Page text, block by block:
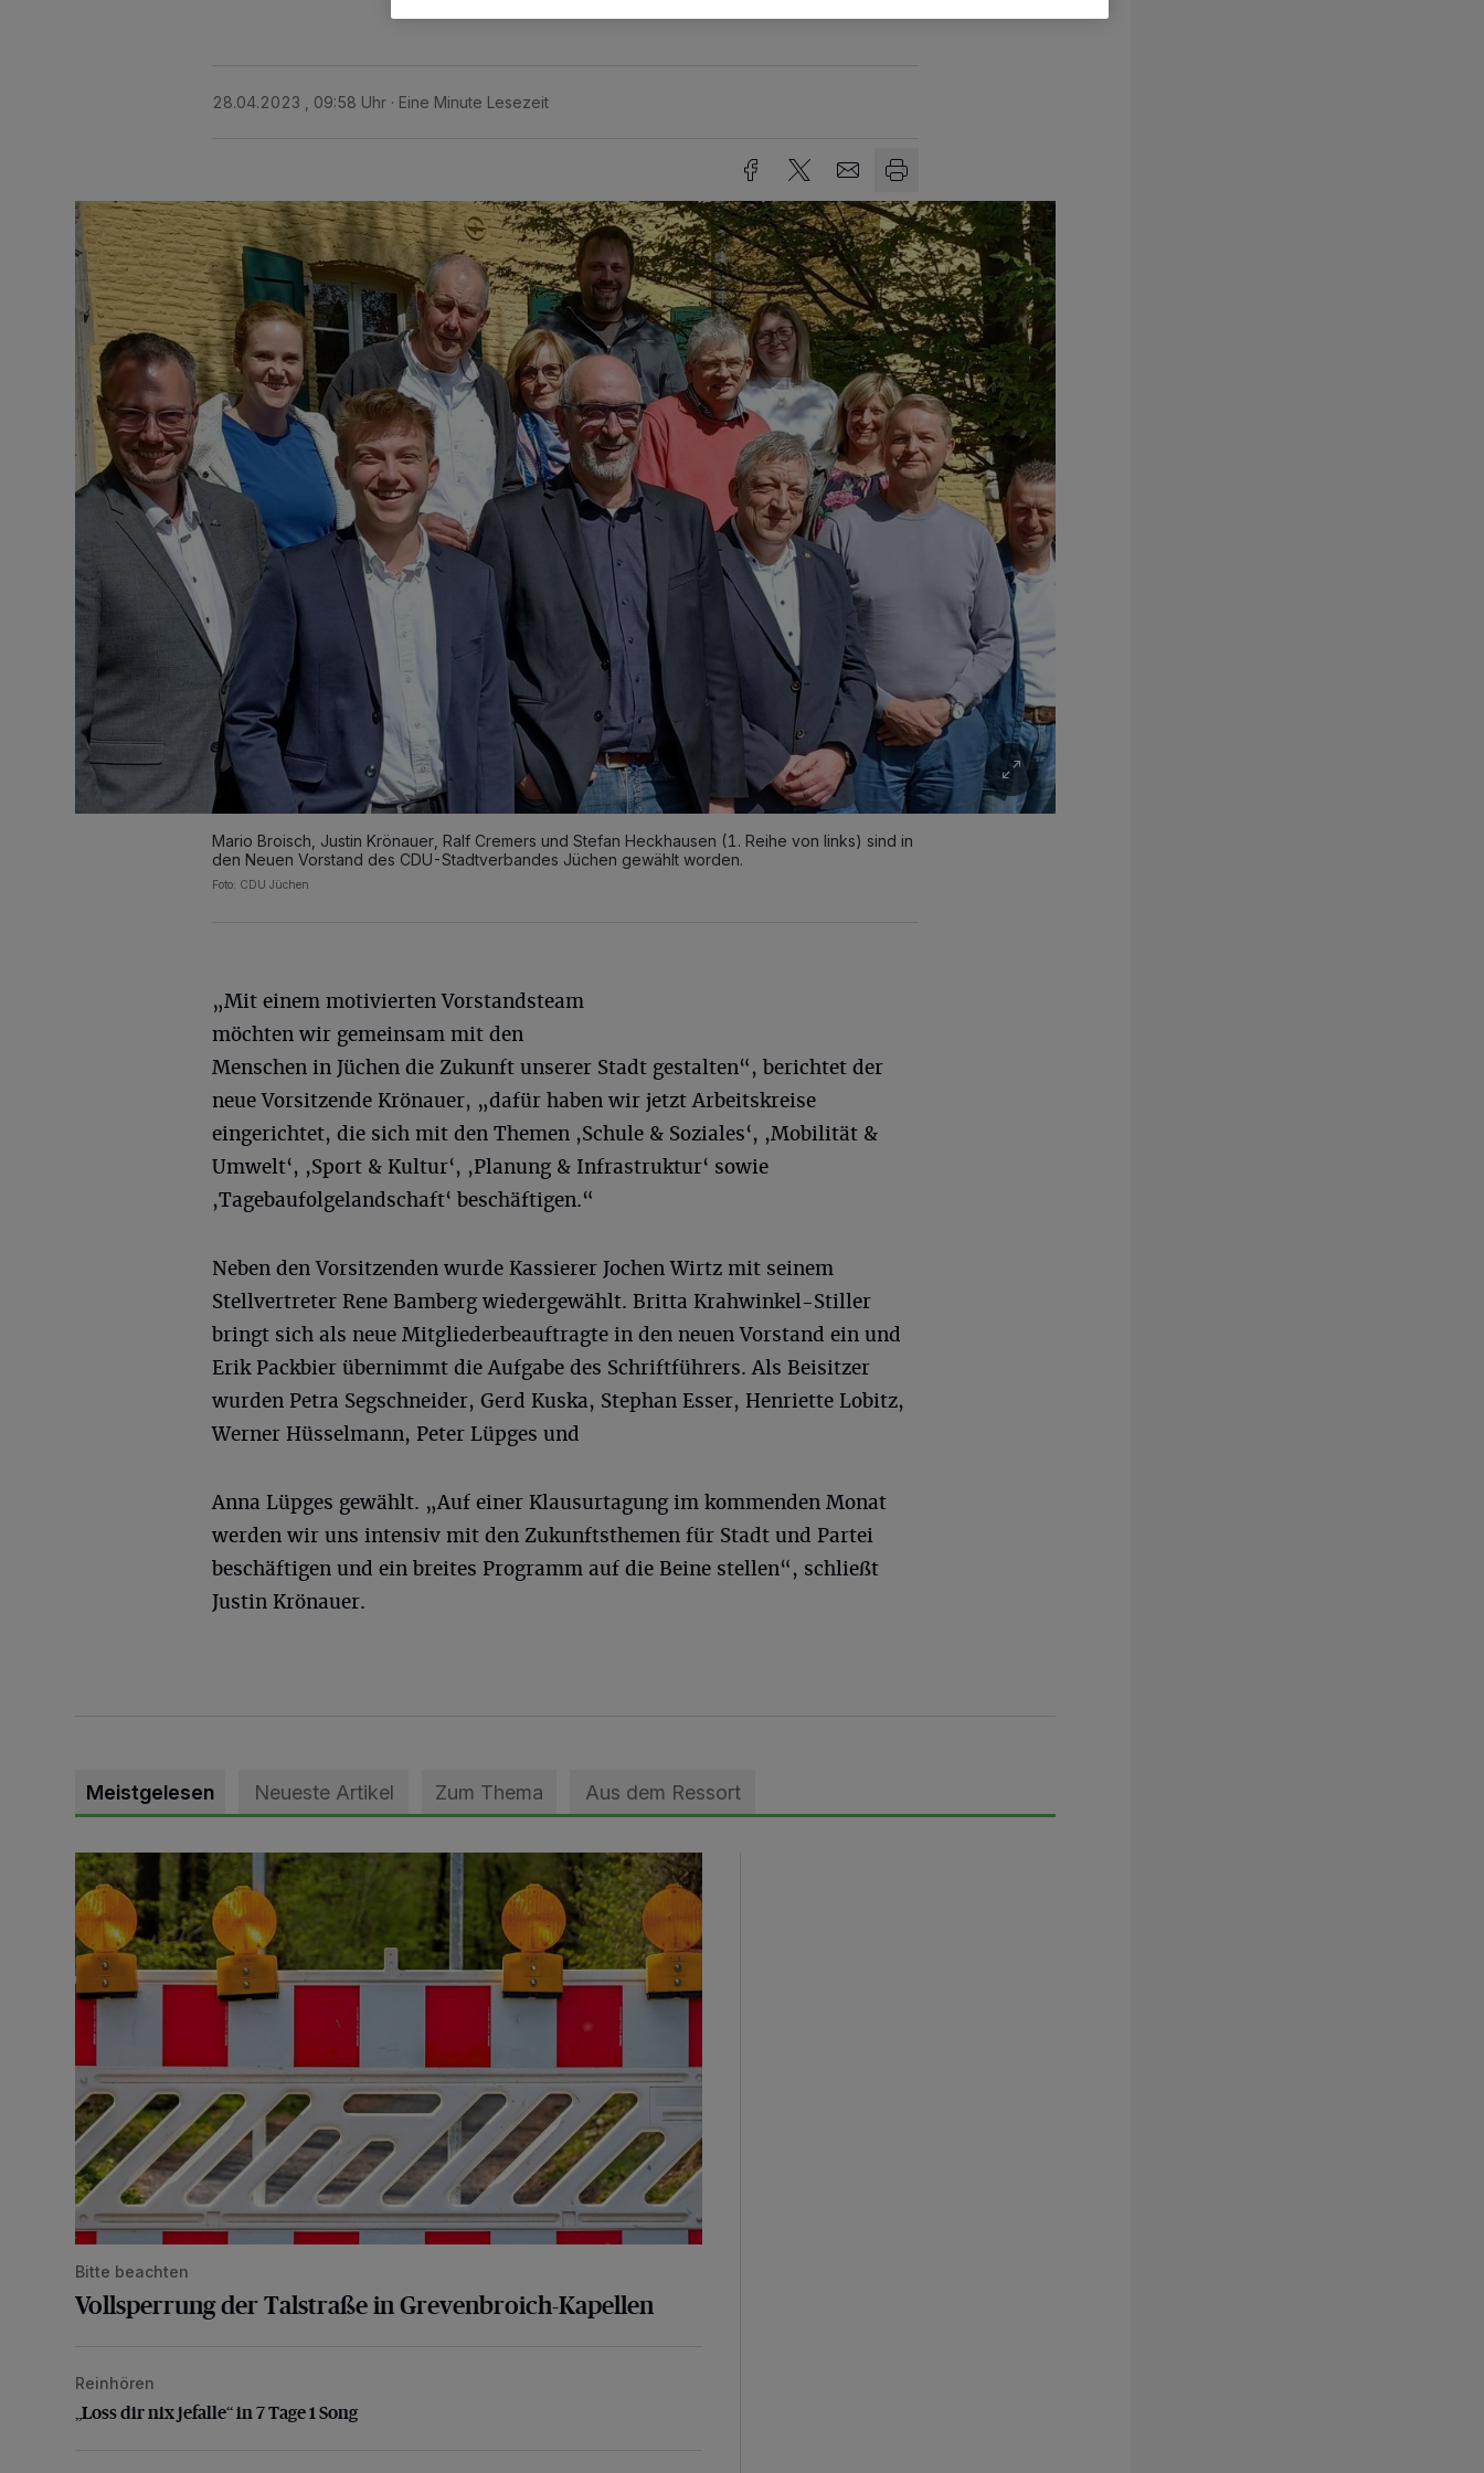
28.04.2023 , 09:58 Uhr Eine Minute Lesezeit
Mario Broisch, Justin Krönauer, Ralf Cremers und Stefan Heckhausen (1. Reihe von links) sind in
den Neuen Vorstand des CDU-Stadtverbandes Jüchen gewählt worden.
Foto: CDU Jüchen
„Mit einem motivierten Vorstandsteam
möchten wir gemeinsam mit den
Menschen in Jüchen die Zukunft unserer Stadt gestalten“, berichtet der
neue Vorsitzende Krönauer, „dafür haben wir jetzt Arbeitskreise
eingerichtet, die sich mit den Themen ,Schule & Soziales‘, ,Mobilität &
Umwelt‘, ,Sport & Kultur‘, ,Planung & Infrastruktur‘ sowie
,Tagebaufolgelandschaft‘ beschäftigen.“
Neben den Vorsitzenden wurde Kassierer Jochen Wirtz mit seinem
Stellvertreter Rene Bamberg wiedergewählt. Britta Krahwinkel-Stiller
bringt sich als neue Mitgliederbeauftragte in den neuen Vorstand ein und
Erik Packbier übernimmt die Aufgabe des Schriftführers. Als Beisitzer
wurden Petra Segschneider, Gerd Kuska, Stephan Esser, Henriette Lobitz,
Werner Hüsselmann, Peter Lüpges und
Anna Lüpges gewählt. „Auf einer Klausurtagung im kommenden Monat
werden wir uns intensiv mit den Zukunftsthemen für Stadt und Partei
beschäftigen und ein breites Programm auf die Beine stellen“, schließt
Justin Krönauer.
Meistgelesen Neueste Artikel Zum Thema Aus dem Ressort
Vollsperrung der Talstraße in Grevenbroich-Kapellen
Bitte beachten
Vollsperrung der Talstraße in Grevenbroich-Kapellen
„Loss dir nix jefalle“ in 7 Tage 1 Song
Reinhören
„Loss dir nix jefalle“ in 7 Tage 1 Song